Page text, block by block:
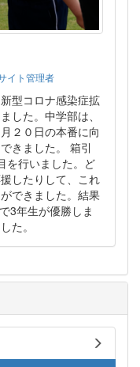
イト管理者
型コロナ感染症拡
した。中学部は、
２０日の本番に向
きました。 箱引
を行いました。ど
したりして、これ
できました。結果
3年生が優勝しま
た。